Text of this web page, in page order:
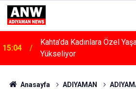
15:04
Kahta’da Kadınlara Özel
Yükseliyor
Anasayfa ADIYAMAN